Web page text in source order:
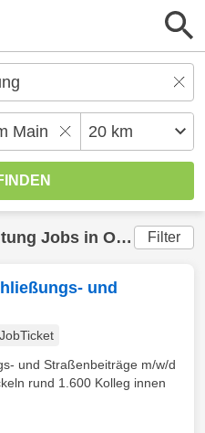
Jobs in Offenbach am Main Filter
und
JobTicket
und Straßenbeiträge m/w/d
rund 1.600 Kolleg innen